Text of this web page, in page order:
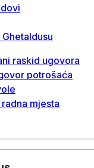
raskid ugovora
potrošaća
mjesta